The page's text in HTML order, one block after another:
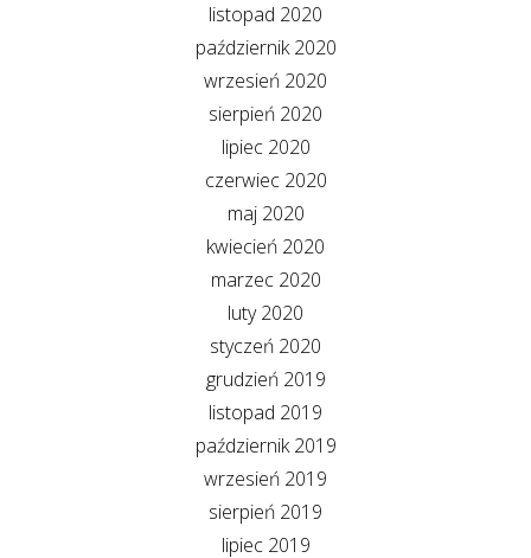
listopad 2020
październik 2020
wrzesień 2020
sierpień 2020
lipiec 2020
czerwiec 2020
maj 2020
kwiecień 2020
marzec 2020
luty 2020
styczeń 2020
grudzień 2019
listopad 2019
październik 2019
wrzesień 2019
sierpień 2019
lipiec 2019